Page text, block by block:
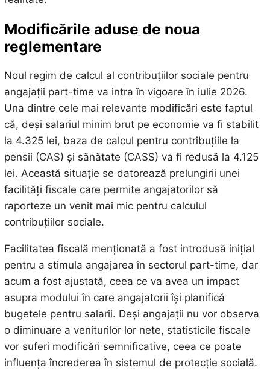
Modificările aduse de noua
reglementare
Noul regim de calcul al contribuțiilor sociale pentru
angajații part-time va intra în vigoare în iulie 2026.
Una dintre cele mai relevante modificări este faptul
că, deși salariul minim brut pe economie va fi stabilit
la 4.325 lei, baza de calcul pentru contribuțiile la
pensii (CAS) și sănătate (CASS) va fi redusă la 4.125
lei. Această situație se datorează prelungirii unei
facilități fiscale care permite angajatorilor să
raporteze un venit mai mic pentru calculul
contribuțiilor sociale.
Facilitatea fiscală menționată a fost introdusă inițial
pentru a stimula angajarea în sectorul part-time, dar
acum a fost ajustată, ceea ce va avea un impact
asupra modului în care angajatorii își planifică
bugetele pentru salarii. Deși angajații nu vor observa
o diminuare a veniturilor lor nete, statisticile fiscale
vor suferi modificări semnificative, ceea ce poate
influența încrederea în sistemul de protecție socială.